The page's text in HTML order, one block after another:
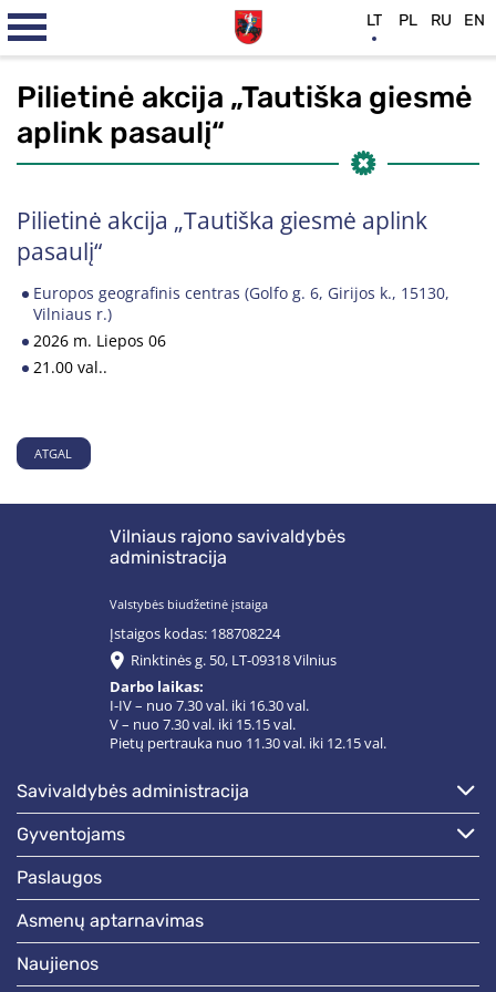
Pilietinė akcija „Tautiška giesmė
aplink pasaulį“
Pilietinė akcija „Tautiška giesmė aplink
pasaulį“
Europos geografinis centras (Golfo g. 6, Girijos k., 15130,
Vilniaus r.)
2026 m. Liepos 06
21.00 val..
ATGAL
Vilniaus rajono savivaldybės
administracija
Valstybės biudžetinė įstaiga
Įstaigos kodas: 188708224
Rinktinės g. 50, LT-09318 Vilnius
Darbo laikas:
I-IV – nuo 7.30 val. iki 16.30 val.
V – nuo 7.30 val. iki 15.15 val.
Pietų pertrauka nuo 11.30 val. iki 12.15 val.
savivaldybės administracija
gyventojams
paslaugos
asmenų aptarnavimas
naujienos
LT PL RU EN